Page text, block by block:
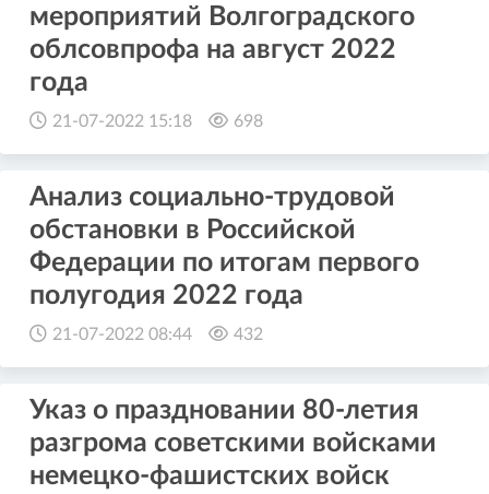
мероприятий Волгоградского
облсовпрофа на август 2022
года
21-07-2022 15:18 698
Анализ социально-трудовой
обстановки в Российской
Федерации по итогам первого
полугодия 2022 года
21-07-2022 08:44 432
Указ о праздновании 80-летия
разгрома советскими войсками
немецко-фашистских войск